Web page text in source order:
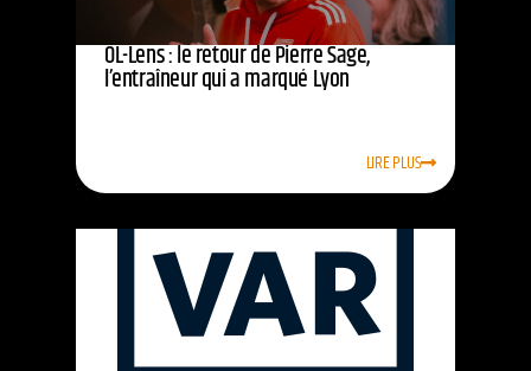
OL-Lens : le retour de Pierre Sage,
l’entraîneur qui a marqué Lyon
LIRE PLUS